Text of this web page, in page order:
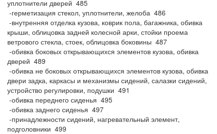
уплотнители дверей 485
-герметизация стекол, уплотнители, желоба 486
-внутренняя отделка кузова, коврик пола, багажника, обивка
крыши, облицовка задней колесной арки, стойки проема
ветрового стекла, стоек, облицовка боковины 487
-обивка боковых открывающихся элементов кузова, обивка
дверей 489
-обивка не боковых открывающихся элементов кузова, обивка
двери задка, каркасы и механизмы сидений, салазки сидений,
устройство регулировки, подушки 491
-обивка переднего сиденья 495
-обивка заднего сиденья 497
-принадлежности сидений, нагревательный элемент,
подголовники 499